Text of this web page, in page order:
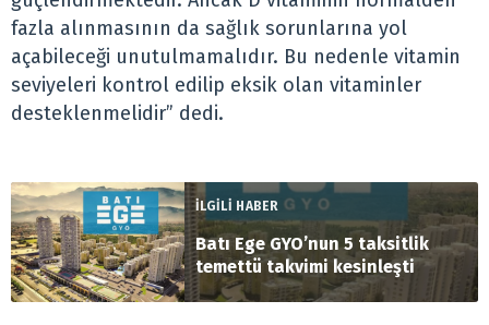
fazla alınmasının da sağlık sorunlarına yol
açabileceği unutulmamalıdır. Bu nedenle vitamin
seviyeleri kontrol edilip eksik olan vitaminler
desteklenmelidir” dedi.
İLGİLİ HABER
Batı Ege GYO’nun 5 taksitlik
temettü takvimi kesinleşti